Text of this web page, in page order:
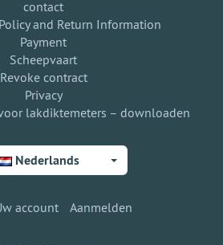
contact
and Return Information
Payment
Scheepvaart
Revoke contract
Privacy
lakdiktemeters – downloaden
Nederlands
account Aanmelden